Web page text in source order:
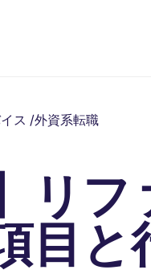
ス /外資系転職
リ
目と